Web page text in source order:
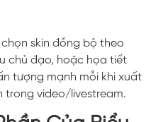
skin đồng bộ theo
chủ đạo, hoặc họa tiết
tượng mạnh mỗi khi xuất
trong video/livestream.